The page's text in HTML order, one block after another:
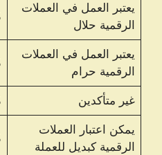
يعتبر العمل في العملات
الرقمية حلال
يعتبر العمل في العملات
الرقمية حرام
غير متأكدين
يمكن اعتبار العملات
الرقمية كبديل للعملة